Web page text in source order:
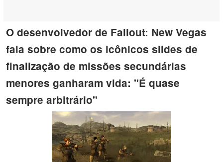
O desenvolvedor de Fallout: New Vegas
fala sobre como os icônicos slides de
finalização de missões secundárias
menores ganharam vida: "É quase
sempre arbitrário"